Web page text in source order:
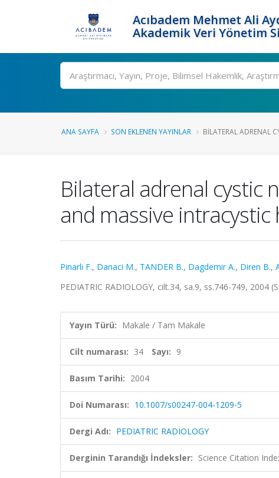
Acıbadem Mehmet Ali
Akademik Veri Yönetim
Ara
ANA SAYFA SON EKLENEN YAYINLAR BILATERAL ADRENAL
Bilateral adrenal cystic
and massive
Pinarli F., Danaci M., TANDER B., Dagdemir A., Diren B.,
PEDIATRIC RADIOLOGY, cilt.34, sa.9, ss.746-749, 2004
Yayın Türü: Makale / Tam Makale
Cilt numarası: 34 Sayı: 9
Basım Tarihi: 2004
Doi Numarası: 10.1007/s00247-004-1209-5
Dergi Adı: PEDIATRIC RADIOLOGY
Derginin Tarandığı İndeksler: Science Citation